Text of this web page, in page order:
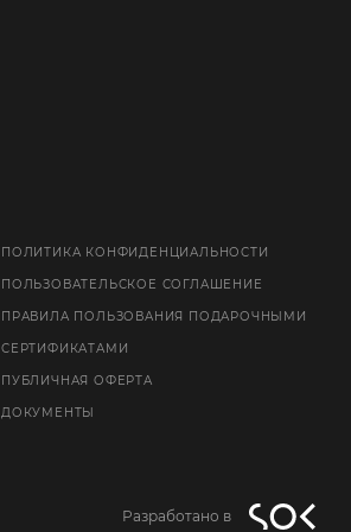
ПОЛИТИКА КОНФИДЕНЦИАЛЬНОСТИ
ПОЛЬЗОВАТЕЛЬСКОЕ СОГЛАШЕНИЕ
ПРАВИЛА ПОЛЬЗОВАНИЯ ПОДАРОЧНЫМИ
СЕРТИФИКАТАМИ
ПУБЛИЧНАЯ ОФЕРТА
ДОКУМЕНТЫ
Разработано в